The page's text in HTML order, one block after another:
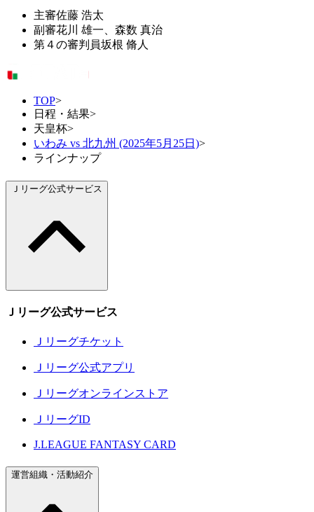
主審佐藤 浩太
副審花川 雄一、森数 真治
第４の審判員坂根 脩人
TOP>
日程・結果>
天皇杯>
いわみ vs 北九州 (2025年5月25日)>
ラインナップ
Ｊリーグ公式サービス
Ｊリーグ公式サービス
Ｊリーグチケット
Ｊリーグ公式アプリ
Ｊリーグオンラインストア
ＪリーグID
J.LEAGUE FANTASY CARD
運営組織・活動紹介